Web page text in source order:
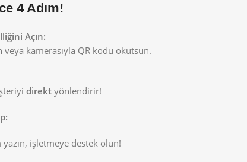
4 Adım!
Açın:
kamerasıyla QR kodu okutsun.
direkt yönlendirir!
işletmeye destek olun!